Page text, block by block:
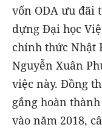
vốn ODA ưu đãi
dựng Đại học
chính thức Nhật
Nguyễn Xuân
việc này. Đồng
gắng hoàn
vào năm 2018,